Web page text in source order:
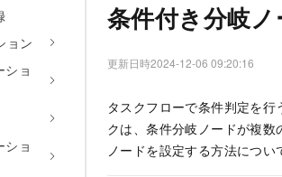
ョン
ョ
ョ
条件付き分岐
更新日時2024-12-06 09:20:16
タスクフローで条件判定を
クは、条件分岐ノードが複
ノードを設定する方法につい